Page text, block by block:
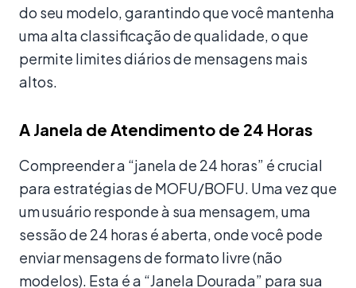
do seu modelo, garantindo que você mantenha
uma alta classificação de qualidade, o que
permite limites diários de mensagens mais
altos.
A Janela de Atendimento de 24 Horas
Compreender a “janela de 24 horas” é crucial
para estratégias de MOFU/BOFU. Uma vez que
um usuário responde à sua mensagem, uma
sessão de 24 horas é aberta, onde você pode
enviar mensagens de formato livre (não
modelos). Esta é a “Janela Dourada” para sua